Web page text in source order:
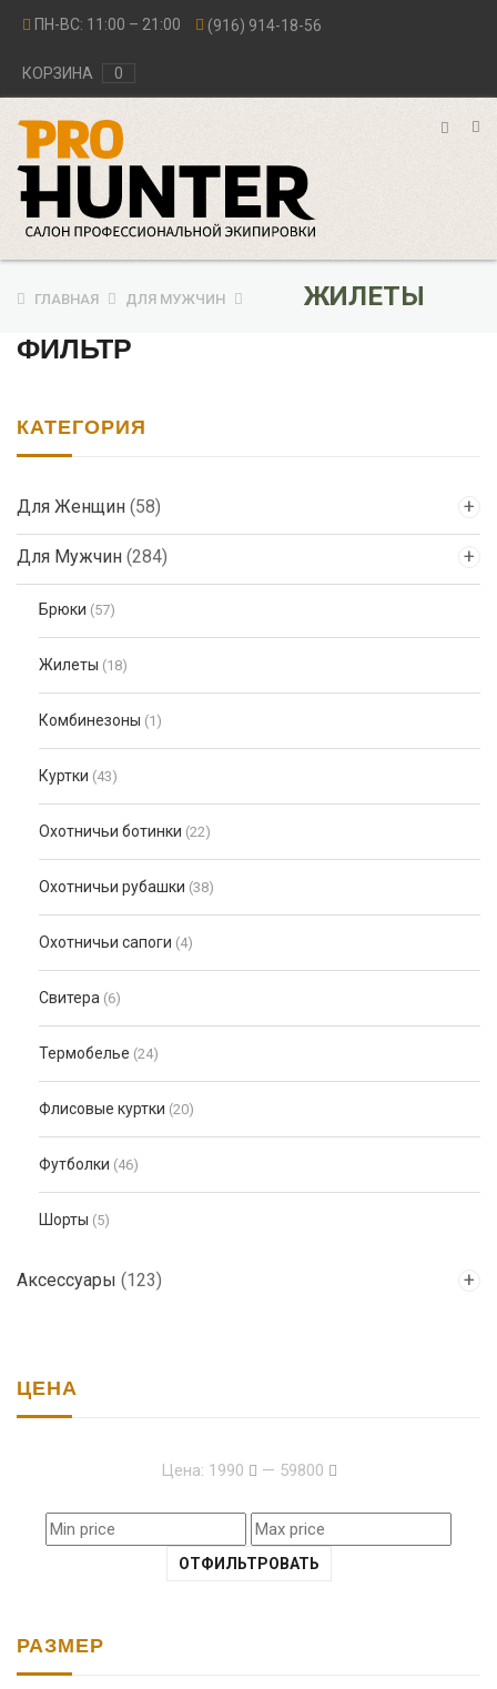
ПН-ВС: 11:00 – 21:00 (916) 914-18-56
КОРЗИНА 0
ГЛАВНАЯ ДЛЯ МУЖЧИН ЖИЛЕТЫ
ФИЛЬТР
КАТЕГОРИЯ
Для Женщин (58)
Для Мужчин (284)
Брюки (57)
Жилеты (18)
Комбинезоны (1)
Куртки (43)
Охотничьи ботинки (22)
Охотничьи рубашки (38)
Охотничьи сапоги (4)
Свитера (6)
Термобелье (24)
Флисовые куртки (20)
Футболки (46)
Шорты (5)
Аксессуары (123)
ЦЕНА
ОТФИЛЬТРОВАТЬ
Цена: 1990 — 59800
РАЗМЕР